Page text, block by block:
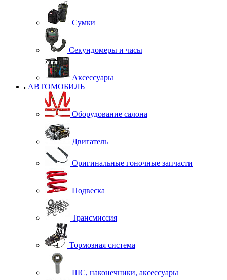
Сумки
Секундомеры и часы
Аксессуары
АВТОМОБИЛЬ
Оборудование салона
Двигатель
Оригинальные гоночные запчасти
Подвеска
Трансмиссия
Тормозная система
ШС, наконечники, аксессуары